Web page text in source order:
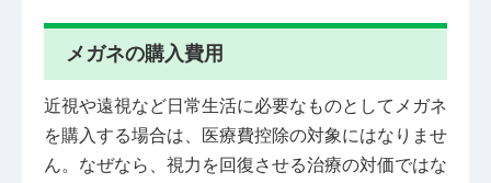
メガネの購入費用
近視や遠視など日常生活に必要なものとしてメガネ
を購入する場合は、医療費控除の対象にはなりませ
ん。なぜなら、視力を回復させる治療の対価ではな